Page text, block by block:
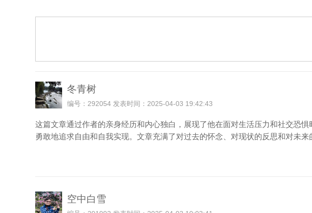
冬青树
编号：292054 发表时间：2025-04-03 19:42:43
这篇文章通过作者的亲身经历和内心独白，展现了他在面对生活压力和社交恐
勇敢地追求自由和自我实现。文章充满了对过去的怀念、对现状的反思和对未
空中白雪